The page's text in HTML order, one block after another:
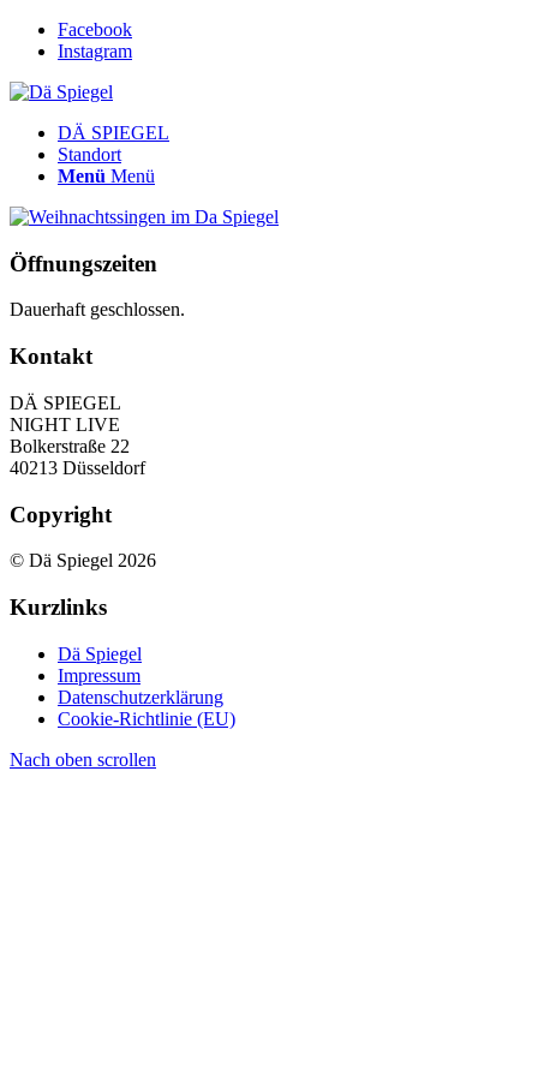
Facebook
Instagram
DÄ SPIEGEL
Standort
Menü Menü
Öffnungszeiten
Dauerhaft geschlossen.
Kontakt
DÄ SPIEGEL
NIGHT LIVE
Bolkerstraße 22
40213 Düsseldorf
Copyright
© Dä Spiegel 2026
Kurzlinks
Dä Spiegel
Impressum
Datenschutzerklärung
Cookie-Richtlinie (EU)
Nach oben scrollen